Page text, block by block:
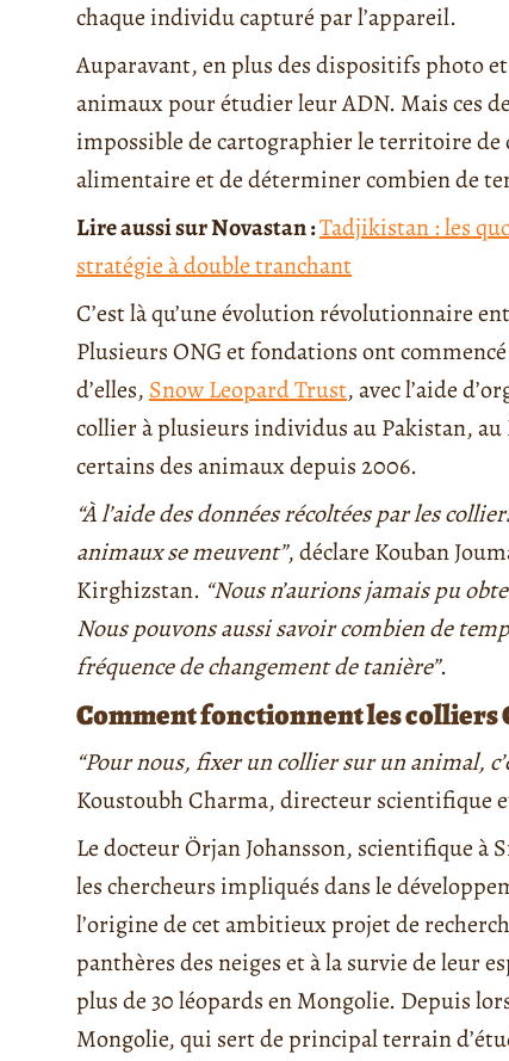
chaque individu capturé par l’appareil.
Auparavant, en plus des dispositifs photo
animaux pour étudier leur ADN. Mais ces
impossible de cartographier le territoire de
alimentaire et de déterminer combien de
Lire aussi sur Novastan :Tadjikistan : les
stratégie à double tranchant
C’est là qu’une évolution révolutionnaire
Plusieurs ONG et fondations ont
d’elles, Snow Leopard Trust, avec l’aide
collier à plusieurs individus au Pakistan,
certains des animaux depuis 2006.
“À l’aide des données récoltées par les
animaux se meuvent”, déclare Kouban
Kirghizstan. “Nous n’aurions jamais pu
Nous pouvons aussi savoir combien de
fréquence de changement de tanière”.
Comment fonctionnent les colliers
“Pour nous, fixer un collier sur un animal,
Koustoubh Charma, directeur scientifique
Le docteur Örjan Johansson, scientifique à
les chercheurs impliqués dans le
l’origine de cet ambitieux projet de
panthères des neiges et à la survie de leur
plus de 30 léopards en Mongolie. Depuis
Mongolie, qui sert de principal terrain